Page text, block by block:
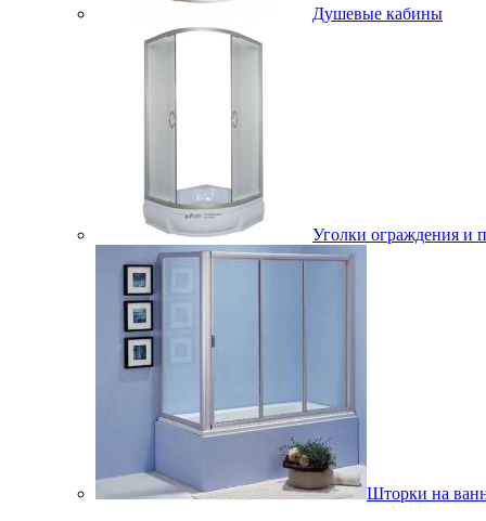
Душевые кабины
Уголки ограждения и
Шторки на